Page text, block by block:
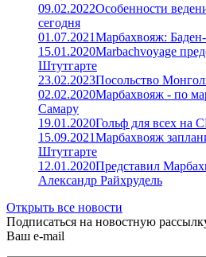
09.02.2022Особенности
сегодня
01.07.2021Марбахвояж:
15.01.2020Marbachvoyage
Штутгарте
23.02.2023Посольство
02.02.2020Марбахвояж - по
Самару
19.01.2020Гольф для всех на
15.09.2021Марбахвояж
Штутгарте
12.01.2020Представил
Александр Райхрудель
Открыть все новости
Подписаться на новостную
Ваш e-mail